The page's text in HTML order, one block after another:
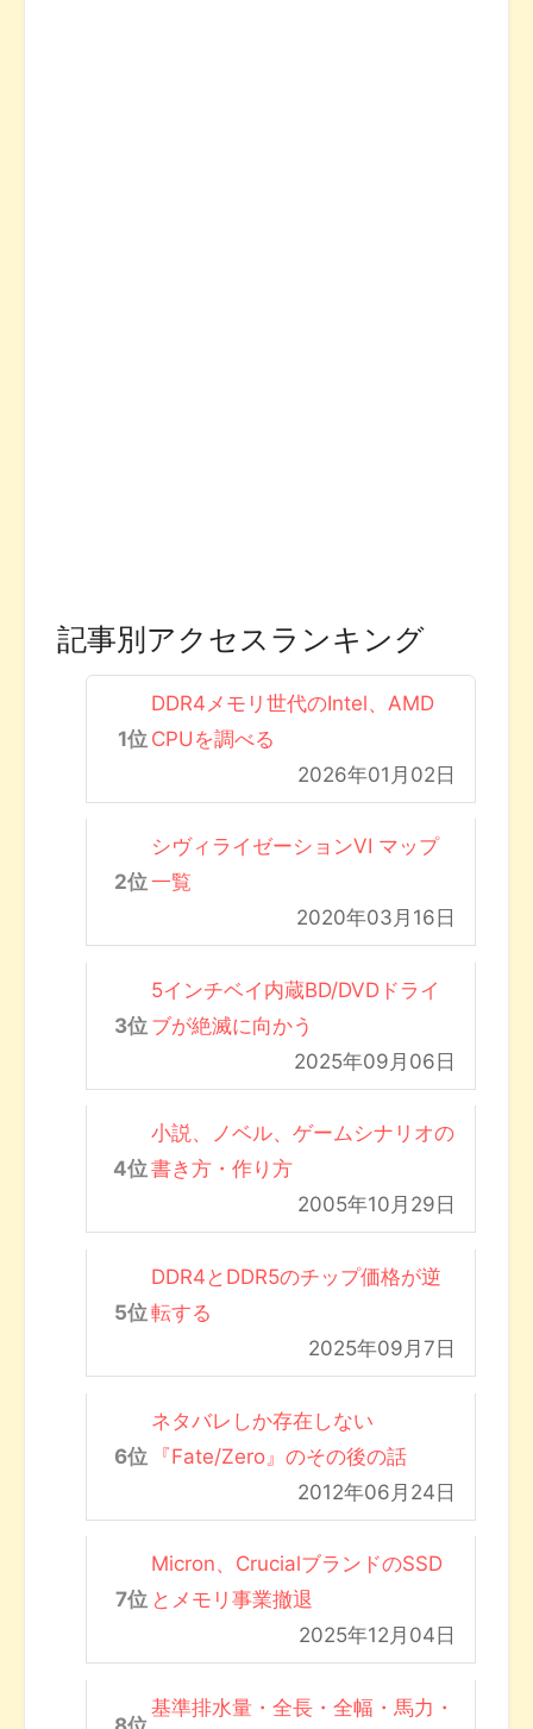
記事別アクセスランキング
DDR4メモリ世代のIntel、AMD
CPUを調べる
2026年01月02日
シヴィライゼーションVI マップ
一覧
2020年03月16日
5インチベイ内蔵BD/DVDドライ
ブが絶滅に向かう
2025年09月06日
小説、ノベル、ゲームシナリオの
書き方・作り方
2005年10月29日
DDR4とDDR5のチップ価格が逆
転する
2025年09月7日
ネタバレしか存在しない
『Fate/Zero』のその後の話
2012年06月24日
Micron、CrucialブランドのSSD
とメモリ事業撤退
2025年12月04日
基準排水量・全長・全幅・馬力・